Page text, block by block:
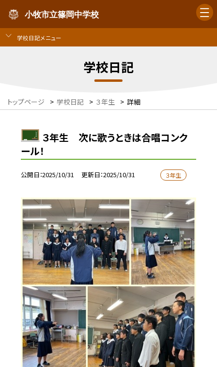
小牧市立篠岡中学校
学校日記メニュー
学校日記
トップページ > 学校日記 > ３年生 > 詳細
３年生 次に歌うときは合唱コンク
ール！
公開日 2025/10/31 更新日 2025/10/31 ３年生